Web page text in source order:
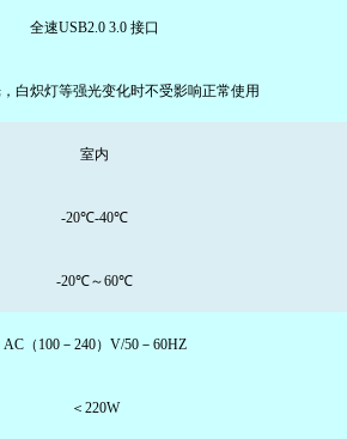
全速USB2.0 3.0 接口
白炽灯等强光变化时不受影响正常使用
室内
-20℃-40℃
-20℃～60℃
AC（100－240）V/50－60HZ
＜220W